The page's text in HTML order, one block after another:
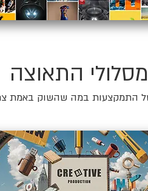
מסלולי התאוצה